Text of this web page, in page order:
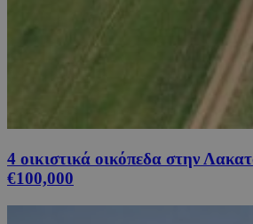
4 οικιστικά οικόπεδα στην
€100,000